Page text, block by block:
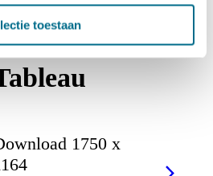
toestaan
1750 x